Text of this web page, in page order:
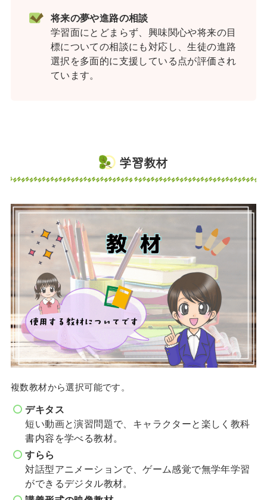
将来の夢や進路の相談
学習面にとどまらず、興味関心や将来の目
標についての相談にも対応し、生徒の進路
選択を多面的に支援している点が評価され
ています。
学習教材
複数教材から選択可能です。
デキタス
短い動画と演習問題で、キャラクターと楽しく教科
書内容を学べる教材。
すらら
対話型アニメーションで、ゲーム感覚で無学年学習
ができるデジタル教材。